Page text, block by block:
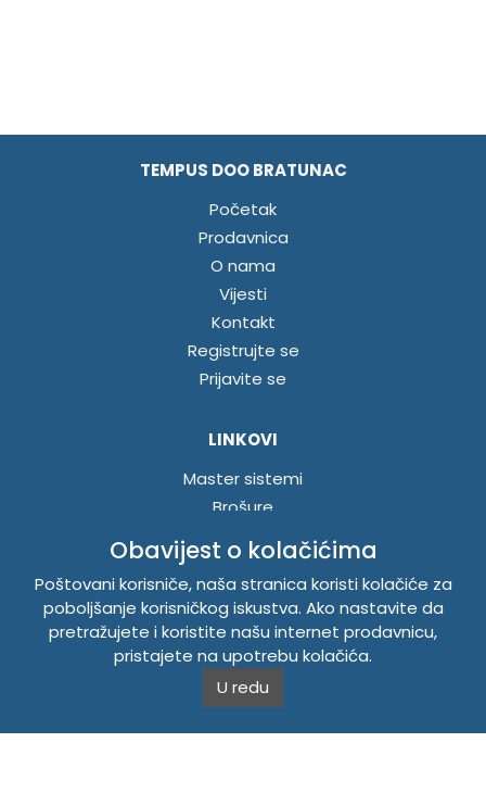
TEMPUS DOO BRATUNAC
Početak
Prodavnica
O nama
Vijesti
Kontakt
Registrujte se
Prijavite se
LINKOVI
Master sistemi
Brošure
INFORMACIJE
Politika o kolačićima
Uslovi korištenja
Politika privatnosti
Obavijest o kolačićima
Poštovani korisniče, naša stranica koristi kolačiće za
poboljšanje korisničkog iskustva. Ako nastavite da
pretražujete i koristite našu internet prodavnicu,
pristajete na upotrebu kolačića.
U redu